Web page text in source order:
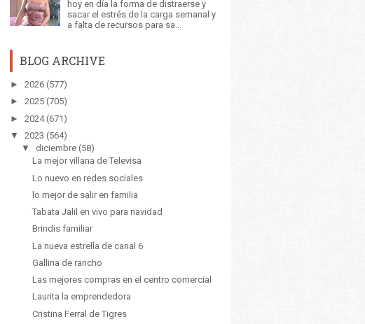
hoy en día la forma de distraerse y
sacar el estrés de la carga semanal y
a falta de recursos para sa...
BLOG ARCHIVE
► 2026 (577)
► 2025 (705)
► 2024 (671)
▼
2023 (564)
▼
diciembre (58)
La mejor villana de Televisa
Lo nuevo en redes sociales
lo mejor de salir en familia
Tabata Jalil en vivo para navidad
Brindis familiar
La nueva estrella de canal 6
Gallina de rancho
Las mejores compras en el centro comercial
Laurita la emprendedora
Cristina Ferral de Tigres